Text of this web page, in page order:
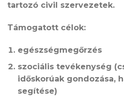
tartozó civil szervezetek.
Támogatott célok:
egészségmegőrzés
szociális tevékenység
időskorúak gondozása,
segítése)